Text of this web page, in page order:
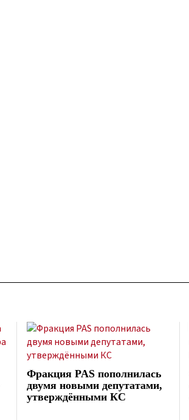
Фракция PAS пополнилась
двумя новыми депутатами,
утверждёнными КС